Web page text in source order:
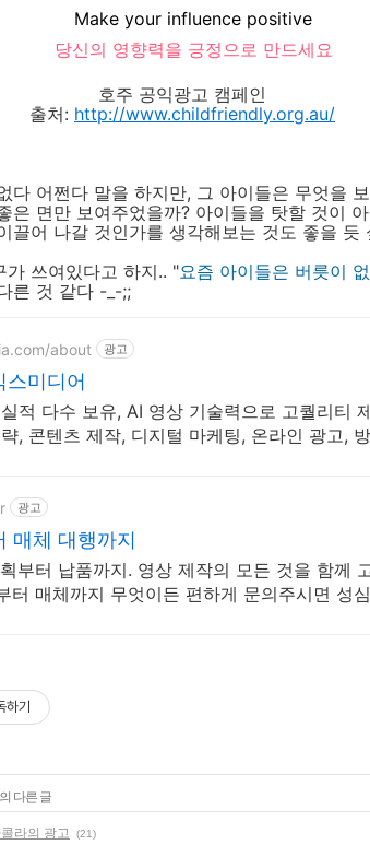
Make your influence positive
당신의 영향력을 긍정으로 만드세요
호주 공익광고 캠페인
출처: http://www.childfriendly.org.au/
다 어쩐다 말을 하지만, 그 아이들은 무엇을
은 면만 보여주었을까? 아이들을 탓할 것이
끌어 나갈 것인가를 생각해보는 것도 좋을 듯
가 쓰여있다고 하지.. "요즘 아이들은 버릇이
른 것 같다 -_-;;
about 광고
스미디어
적 다수 보유, AI 영상 기술력으로 고퀄리티
, 콘텐츠 제작, 디지털 마케팅, 온라인 광고,
광고
매체 대행까지
부터 납품까지. 영상 제작의 모든 것을 함께
터 매체까지 무엇이든 편하게 문의주시면 성
하기
다른 글
라의 광고 (21)